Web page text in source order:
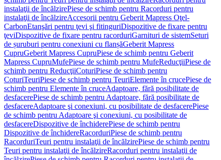
instalaţii de încălzirePiese de schimb pentru Racorduri pentru
instalaţii de încălzireAccesorii pentru Geberit Mapress Oţel-
CarbonEtanşări pentru ţevi şi fitinguriDispozitive de fixare pentru
ţeviDispozitive de fixare pentru racorduriGarnituri de sistemSeturi
de șuruburi pentru conexiuni cu flanșăGeberit Mapress
CupruGeberit Mapress CupruPiese de schimb pentru Geberit
Mapress CupruMufePiese de schimb pentru MufeReducţiiPiese de
schimb pentru ReducţiiCoturiPiese de schimb pentru
CoturiTeuriPiese de schimb pentru TeuriElemente în crucePiese de
schimb pentru Elemente în cruceAdaptoare, fără posibilitate de
desfacerePiese de schimb pentru Adaptoare, fără posibilitate de
desfacereAdaptoare şi conexiuni, cu posibilitate de desfacerePiese
de schimb pentru Adaptoare şi conexiuni, cu posibilitate de
desfacereDispozitive de închiderePiese de schimb pentru
Dispozitive de închidereRacorduriPiese de schimb pentru
RacorduriTeuri pentru instalaţii de încălzirePiese de schimb pentru
Teuri pentru instalaţii de încălzireRacorduri pentru instalaţii de